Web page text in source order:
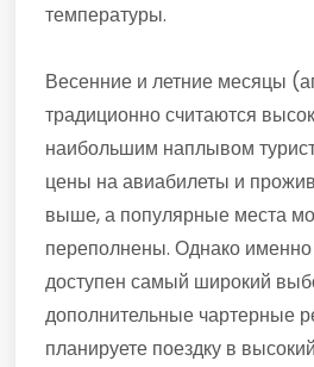
температуры.
Весенние и летние месяцы
традиционно считаются
наибольшим наплывом
цены на авиабилеты и
выше, а популярные места
переполнены. Однако именно
доступен самый широкий
дополнительные чартерные
планируете поездку в